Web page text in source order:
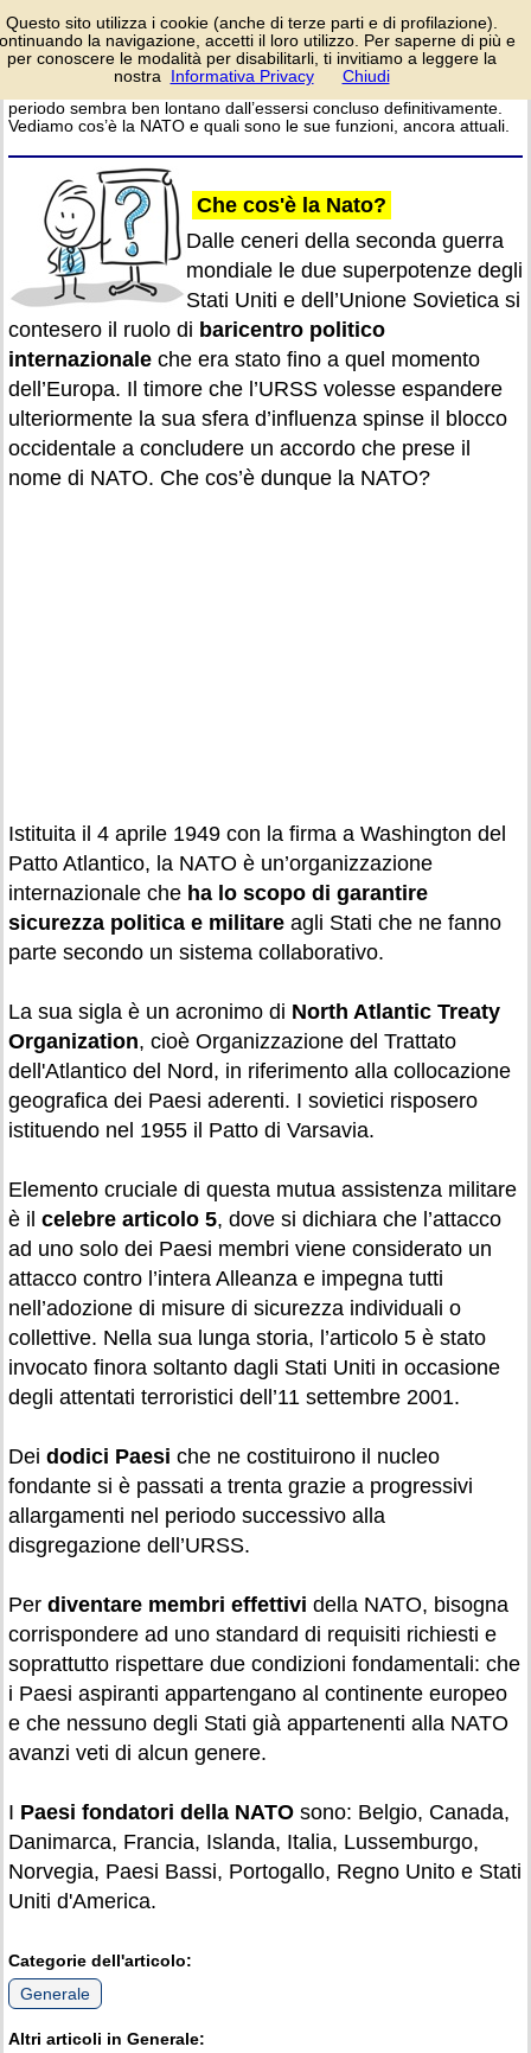
Il suo nome richiama
un mondo diviso in
blocchi contrapposti,
con l’Occidente da una parte e
l’Oriente dall’altra. Eppure quel
periodo sembra ben lontano dall’essersi concluso definitivamente.
Vediamo cos’è la NATO e quali sono le sue funzioni, ancora attuali.
Che cos'è la Nato?
Dalle ceneri della seconda guerra
mondiale le due superpotenze degli
Stati Uniti e dell’Unione Sovietica si
contesero il ruolo di baricentro politico
internazionale che era stato fino a quel momento
dell’Europa. Il timore che l’URSS volesse espandere
ulteriormente la sua sfera d’influenza spinse il blocco
occidentale a concludere un accordo che prese il
nome di NATO. Che cos’è dunque la NATO?
Istituita il 4 aprile 1949 con la firma a Washington del
Patto Atlantico, la NATO è un’organizzazione
internazionale che ha lo scopo di garantire
sicurezza politica e militare agli Stati che ne fanno
parte secondo un sistema collaborativo.
La sua sigla è un acronimo di North Atlantic Treaty
Organization, cioè Organizzazione del Trattato
dell'Atlantico del Nord, in riferimento alla collocazione
geografica dei Paesi aderenti. I sovietici risposero
istituendo nel 1955 il Patto di Varsavia.
Elemento cruciale di questa mutua assistenza militare
è il celebre articolo 5, dove si dichiara che l’attacco
ad uno solo dei Paesi membri viene considerato un
attacco contro l’intera Alleanza e impegna tutti
nell’adozione di misure di sicurezza individuali o
collettive. Nella sua lunga storia, l’articolo 5 è stato
invocato finora soltanto dagli Stati Uniti in occasione
degli attentati terroristici dell’11 settembre 2001.
Dei dodici Paesi che ne costituirono il nucleo
fondante si è passati a trenta grazie a progressivi
allargamenti nel periodo successivo alla
disgregazione dell’URSS.
Per diventare membri effettivi della NATO, bisogna
corrispondere ad uno standard di requisiti richiesti e
soprattutto rispettare due condizioni fondamentali: che
i Paesi aspiranti appartengano al continente europeo
e che nessuno degli Stati già appartenenti alla NATO
avanzi veti di alcun genere.
I Paesi fondatori della NATO sono: Belgio, Canada,
Danimarca, Francia, Islanda, Italia, Lussemburgo,
Norvegia, Paesi Bassi, Portogallo, Regno Unito e Stati
Uniti d'America.
Categorie dell'articolo:
Generale
Altri articoli in Generale:
Questo sito utilizza i cookie (anche di terze parti e di profilazione).
la navigazione, accetti il loro utilizzo. Per saperne di più e
per conoscere le modalità per disabilitarli, ti invitiamo a leggere la
nostra
Informativa Privacy Chiudi